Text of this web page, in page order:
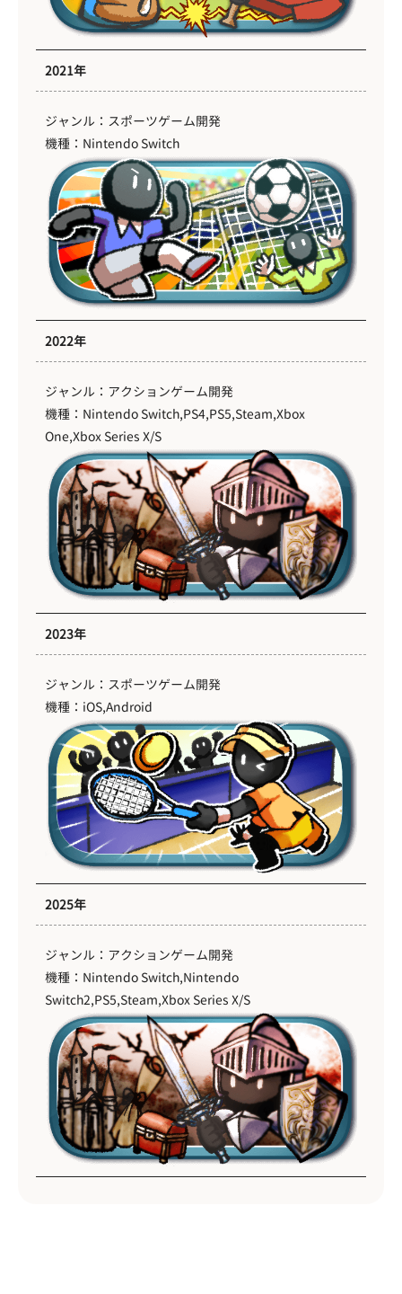
2021年
ジャンル：スポーツゲーム開発
機種：Nintendo Switch
2022年
ジャンル：アクションゲーム開発
機種：Nintendo Switch,PS4,PS5,Steam,Xbox
One,Xbox Series X/S
2023年
ジャンル：スポーツゲーム開発
機種：iOS,Android
2025年
ジャンル：アクションゲーム開発
機種：Nintendo Switch,Nintendo
Switch2,PS5,Steam,Xbox Series X/S